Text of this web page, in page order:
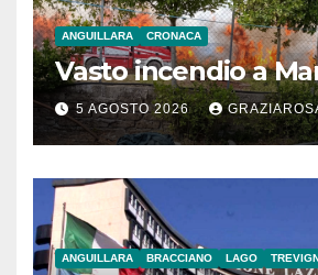
ANGUILLARA CRONACA
Vasto incendio a
5 AGOSTO 2026
ANGUILLARA BRACCIANO LAGO